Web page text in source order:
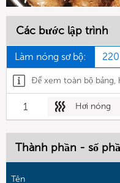
Các bước lập trình
Làm nóng sơ bộ:
Để xem toàn bộ bảng,
1 Hơi nóng
Thành phần - số
Tên